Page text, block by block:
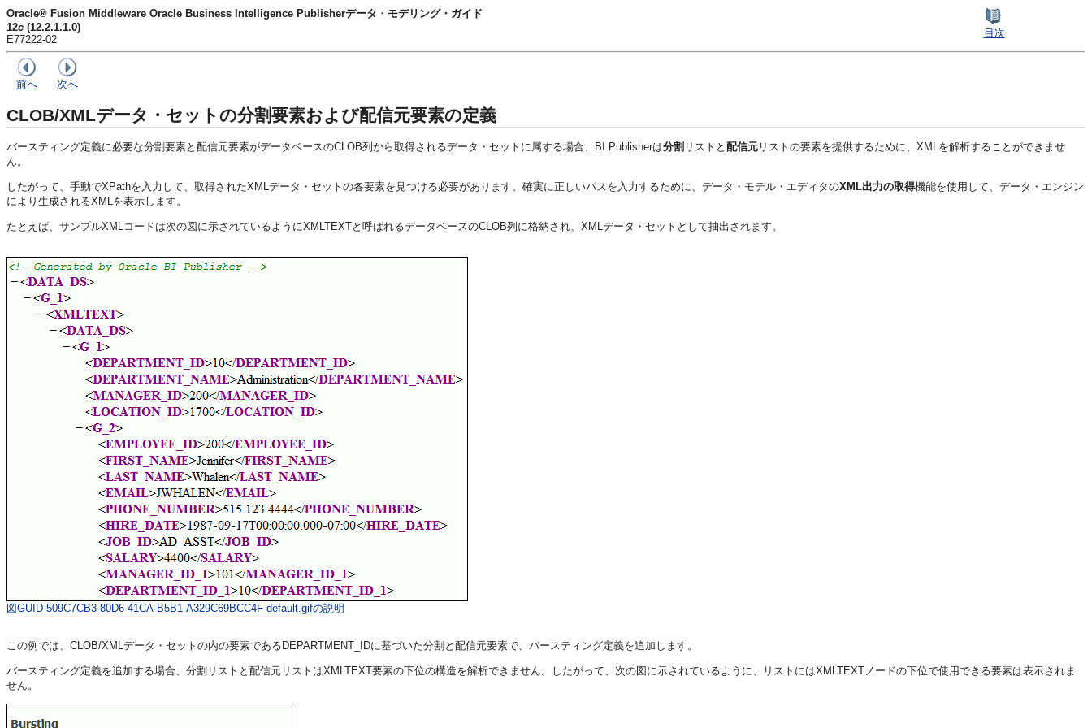
Oracle® Fusion Middleware Oracle Business Intelligence Publisherデータ・モデリング・ガイド
12c (12.2.1.1.0)
E77222-02
目次
前へ 次へ
CLOB/XMLデータ・セットの分割要素および配信元要素の定義
バースティング定義に必要な分割要素と配信元要素がデータベースのCLOB列から取得されるデータ・セットに属する場合、BI Publisherは分割 リストと 配信元 リストの要素を提供するために、XMLを解析することができませ
ん。
したがって、手動でXPathを入力して、取得されたXMLデータ・セットの各要素を見つける必要があります。確実に正しいパスを入力するために、データ・モデル・エディタのXML出力の取得機能を使用して、データ・エンジン
により生成されるXMLを表示します。
たとえば、サンプルXMLコードは次の図に示されているようにXMLTEXTと呼ばれるデータベースのCLOB列に格納され、XMLデータ・セットとして抽出されます。
図GUID-509C7CB3-80D6-41CA-B5B1-A329C69BCC4F-default.gifの説明
この例では、CLOB/XMLデータ・セットの内の要素であるDEPARTMENT_IDに基づいた分割と配信元要素で、バースティング定義を追加します。
バースティング定義を追加する場合、分割リストと配信元リストはXMLTEXT要素の下位の構造を解析できません。したがって、次の図に示されているように、リストにはXMLTEXTノードの下位で使用できる要素は表示されま
せん。